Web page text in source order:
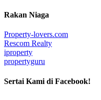
Rakan Niaga
Property-lovers.com
Rescom Realty
iproperty
propertyguru
Sertai Kami di Facebook!